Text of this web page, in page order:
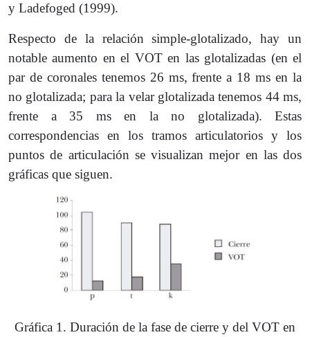
y Ladefoged (1999).
Respecto de la relación simple-glotalizado, hay un
notable aumento en el VOT en las glotalizadas (en el
par de coronales tenemos 26 ms, frente a 18 ms en la
no glotalizada; para la velar glotalizada tenemos 44 ms,
frente a 35 ms en la no glotalizada). Estas
correspondencias en los tramos articulatorios y los
puntos de articulación se visualizan mejor en las dos
gráficas que siguen.
Gráfica 1. Duración de la fase de cierre y del VOT en